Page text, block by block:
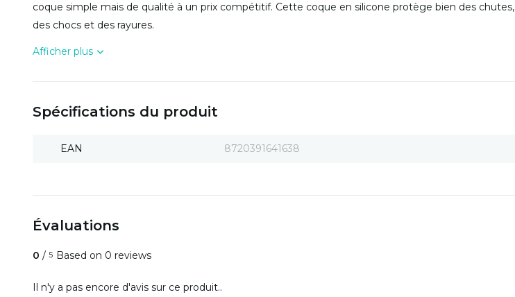
coque simple mais de qualité à un prix compétitif. Cette coque en silicone protège bien des chutes,
des chocs et des rayures.
Afficher plus
Spécifications du produit
EAN 8720391641638
Évaluations
0 / 5 Based on 0 reviews
Il n'y a pas encore d'avis sur ce produit..